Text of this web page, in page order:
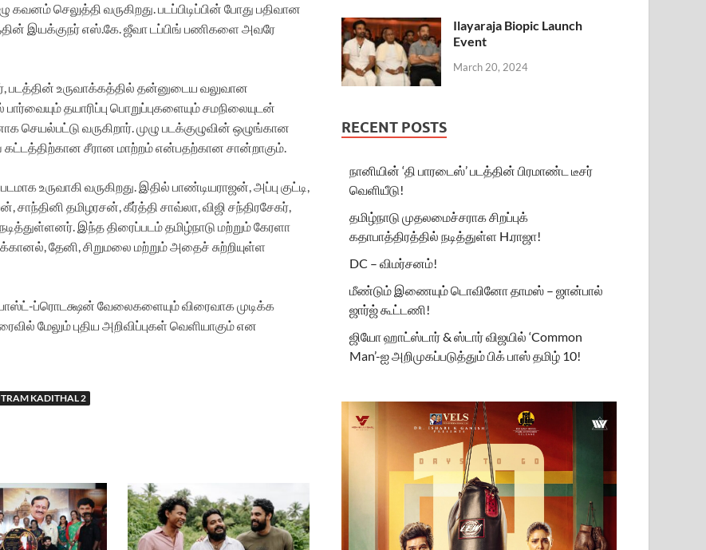
செலுத்தி வருகிறது. படப்பிடிப்பின் போது பதிவான
இயக்குநர் எஸ்.கே. ஜீவா டப்பிங் பணிகளை அவரே
படத்தின் உருவாக்கத்தில் தன்னுடைய வலுவான
தயாரிப்பு பொறுப்புகளையும் சமநிலையுடன்
செயல்பட்டு வருகிறார். முழு படக்குழுவின் ஒழுங்கான
கட்டத்திற்கான சீரான மாற்றம் என்பதற்கான சான்றாகும்.
உருவாகி வருகிறது. இதில் பாண்டியராஜன், அப்பு குட்டி,
சாந்தினி தமிழரசன், கீர்த்தி சாவ்லா, விஜி சந்திரசேகர்,
இந்த திரைப்படம் தமிழ்நாடு மற்றும் கேரளா
தேனி, சிறுமலை மற்றும் அதைச் சுற்றியுள்ள
ப்ரொடக்ஷன் வேலைகளையும் விரைவாக முடிக்க
மேலும் புதிய அறிவிப்புகள் வெளியாகும் என
KADITHAL 2
Ilayaraja Biopic Launch
Event
March 20, 2024
RECENT POSTS
நானியின் ‘தி பாரடைஸ்’ படத்தின் பிரமாண்ட டீசர்
வெளியீடு!
தமிழ்நாடு முதலமைச்சராக சிறப்புக்
கதாபாத்திரத்தில் நடித்துள்ள H.ராஜா!
DC – விமர்சனம்!
மீண்டும் இணையும் டொவினோ தாமஸ் – ஜான்பால்
ஜார்ஜ் கூட்டணி!
ஜியோ ஹாட்ஸ்டார் & ஸ்டார் விஜயில் ‘Common
Man’-ஐ அறிமுகப்படுத்தும் பிக் பாஸ் தமிழ் 10!